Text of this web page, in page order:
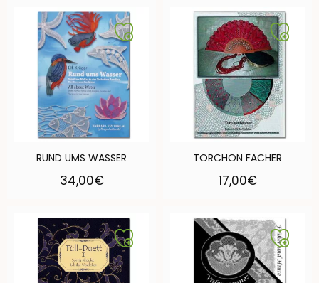
RUND UMS WASSER
34,00€
TORCHON FACHER
17,00€